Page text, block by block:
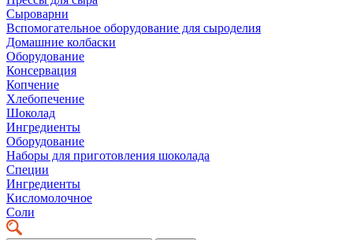
Сыроварни
Вспомогательное оборудование для сыроделия
Домашние колбаски
Оборудование
Консервация
Копчение
Хлебопечение
Шоколад
Ингредиенты
Оборудование
Наборы для приготовления шоколада
Специи
Ингредиенты
Кисломолочное
Соли